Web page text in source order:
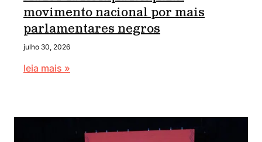
movimento nacional por mais
parlamentares negros
julho 30, 2026
leia mais »